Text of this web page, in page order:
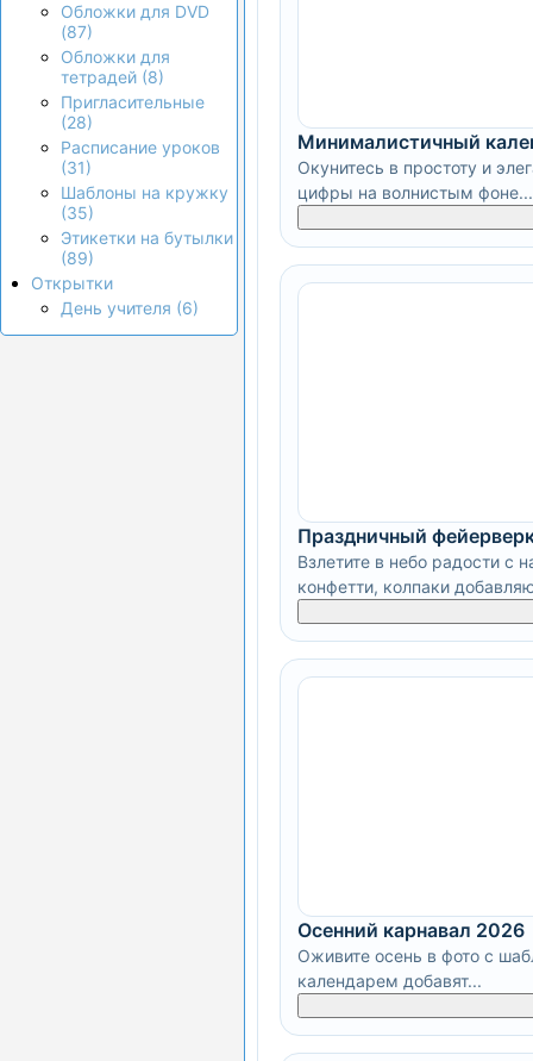
Обложки для DVD
(87)
Обложки для
тетрадей (8)
Пригласительные
(28)
Расписание уроков
(31)
Шаблоны на кружку
(35)
Этикетки на бутылки
(89)
Открытки
День учителя (6)
Минималистичный
Окунитесь в простоту и
цифры на волнистым фоне...
Праздничный
Взлетите в небо радости
конфетти, колпаки
Осенний карнавал 2026
Оживите осень в фото с
календарем добавят...